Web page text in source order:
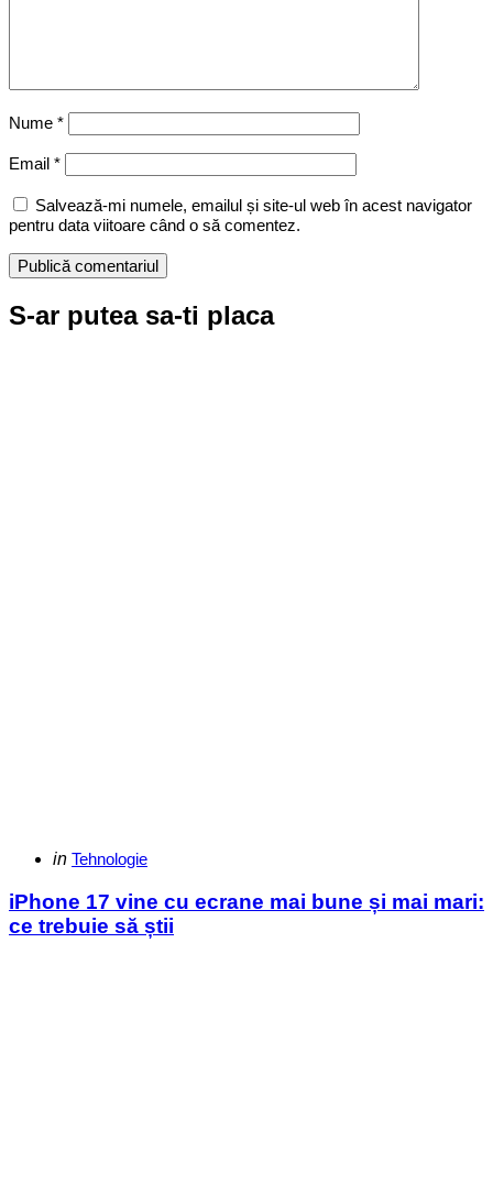
Nume *
Email *
Salvează-mi numele, emailul și site-ul web în acest navigator
pentru data viitoare când o să comentez.
S-ar putea sa-ti placa
Categories
Posted
in Tehnologie
iPhone 17 vine cu ecrane mai bune și mai mari:
ce trebuie să știi